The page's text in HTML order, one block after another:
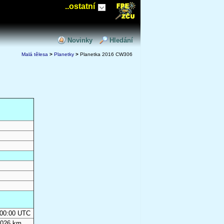
..ostatní
Novinky Hledání
Malá tělesa > Planetky > Planetka 2016 CW306
UTC